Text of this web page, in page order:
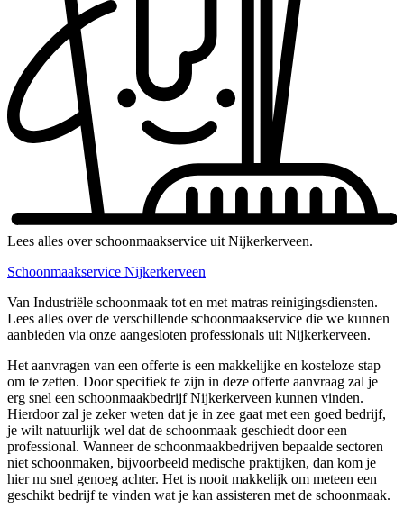
Lees alles over schoonmaakservice uit Nijkerkerveen.
Schoonmaakservice Nijkerkerveen
Van Industriële schoonmaak tot en met matras reinigingsdiensten.
Lees alles over de verschillende schoonmaakservice die we kunnen
aanbieden via onze aangesloten professionals uit Nijkerkerveen.
Het aanvragen van een offerte is een makkelijke en kosteloze stap
om te zetten. Door specifiek te zijn in deze offerte aanvraag zal je
erg snel een schoonmaakbedrijf Nijkerkerveen kunnen vinden.
Hierdoor zal je zeker weten dat je in zee gaat met een goed bedrijf,
je wilt natuurlijk wel dat de schoonmaak geschiedt door een
professional. Wanneer de schoonmaakbedrijven bepaalde sectoren
niet schoonmaken, bijvoorbeeld medische praktijken, dan kom je
hier nu snel genoeg achter. Het is nooit makkelijk om meteen een
geschikt bedrijf te vinden wat je kan assisteren met de schoonmaak.